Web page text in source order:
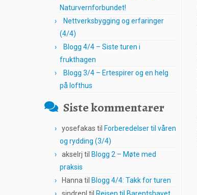
Naturvernforbundet!
Nettverksbygging og erfaringer
(4/4)
Blogg 4/4 – Siste turen i
frukthagen
Blogg 3/4 – Ertespirer og en helg
på lofthus
Siste kommentarer
yosefakas til Forberedelser til våren
og rydding (3/4)
akselrj til Blogg 2 – Møte med
praksis
Hanna til Blogg 4/4: Takk for turen